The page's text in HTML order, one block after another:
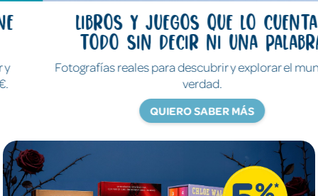
Libros y juegos que lo cuentan
todo sin decir ni una palabra
Fotografías reales para descubrir y explorar el mundo de
QUIERO SABER MÁS